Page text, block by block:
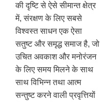
की दृष्टि से ऐसे सीमान्त क्षेत्र
में, संरक्षण के लिए सबसे
विश्वस्त साधन एक ऐसा
सतुष्ट और समृद्ध समाज है, जो
उचित अवकाश और मनोरंजन
के लिए समय मिलने के साथ
साथ विभिन्न तथा आत्म
सन्तुष्ट करने वाली प्रवृत्तियों